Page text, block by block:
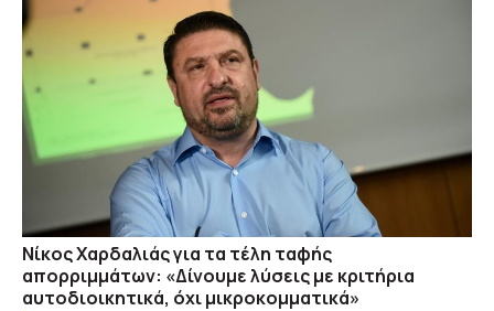
Νίκος Χαρδαλιάς για τα τέλη ταφής
απορριμμάτων: «Δίνουμε λύσεις με κριτήρια
αυτοδιοικητικά, όχι μικροκομματικά»